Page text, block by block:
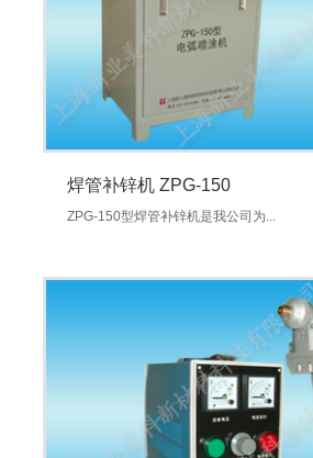
焊管补锌机 ZPG-150
ZPG-150型焊管补锌机是我公司为...